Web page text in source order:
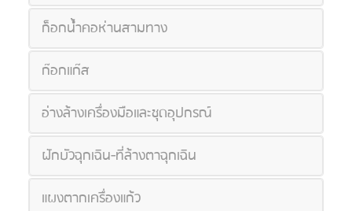
ก็อกน้ำคอห่านสามทาง
ก๊อกแก๊ส
อ่างล้างเครื่องมือและชุดอุปกรณ์
ฝักบัวฉุกเฉิน-ที่ล้างตาฉุกเฉิน
แผงตากเครื่องแก้ว